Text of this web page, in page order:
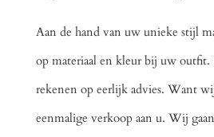
Aan de hand van uw unieke stijl
op materiaal en kleur bij uw
rekenen op eerlijk advies. Want
eenmalige verkoop aan u. Wij